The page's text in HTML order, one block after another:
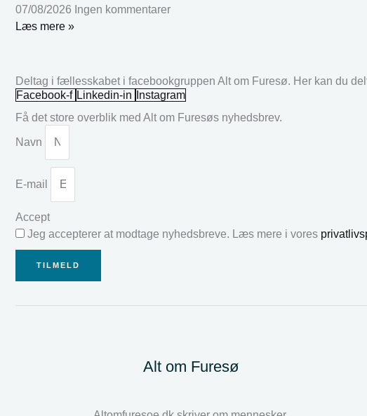
07/08/2026 Ingen kommentarer
Læs mere »
Deltag i fællesskabet i facebookgruppen Alt om Furesø. Her kan du
Facebook-f Linkedin-in
Instagram
Få det store overblik med Alt om Furesøs nyhedsbrev.
Navn
E-mail
Accept
Jeg accepterer at modtage nyhedsbreve. Læs mere i vores
TILMELD
Alt om Furesø